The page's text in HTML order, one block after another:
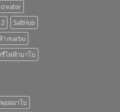
creator
SaltHub
marbo
ไฟฟ้ามาโบ
พอตมาโบ